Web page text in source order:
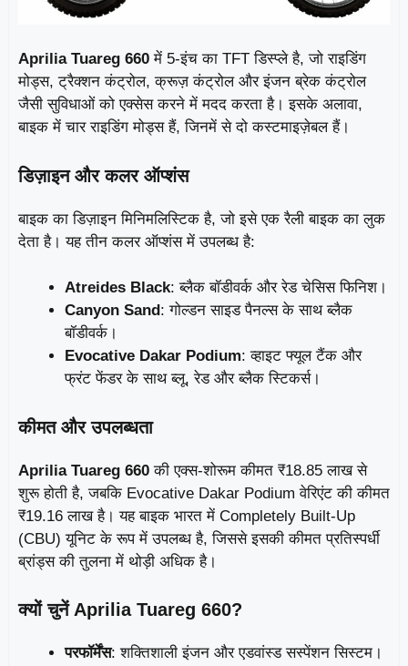
Aprilia Tuareg 660 में 5-इंच का TFT डिस्प्ले है, जो राइडिंग
मोड्स, ट्रैक्शन कंट्रोल, क्रूज़ कंट्रोल और इंजन ब्रेक कंट्रोल
जैसी सुविधाओं को एक्सेस करने में मदद करता है। इसके अलावा,
बाइक में चार राइडिंग मोड्स हैं, जिनमें से दो कस्टमाइज़ेबल हैं।
डिज़ाइन और कलर ऑप्शंस
बाइक का डिज़ाइन मिनिमलिस्टिक है, जो इसे एक रैली बाइक का लुक
देता है। यह तीन कलर ऑप्शंस में उपलब्ध है:
Atreides Black: ब्लैक बॉडीवर्क और रेड चेसिस फिनिश।
Canyon Sand: गोल्डन साइड पैनल्स के साथ ब्लैक
बॉडीवर्क।
Evocative Dakar Podium: व्हाइट फ्यूल टैंक और
फ्रंट फेंडर के साथ ब्लू, रेड और ब्लैक स्टिकर्स।
कीमत और उपलब्धता
Aprilia Tuareg 660 की एक्स-शोरूम कीमत ₹18.85 लाख से
शुरू होती है, जबकि Evocative Dakar Podium वेरिएंट की कीमत
₹19.16 लाख है। यह बाइक भारत में Completely Built-Up
(CBU) यूनिट के रूप में उपलब्ध है, जिससे इसकी कीमत प्रतिस्पर्धी
ब्रांड्स की तुलना में थोड़ी अधिक है।
क्यों चुनें Aprilia Tuareg 660?
परफॉर्मेंस: शक्तिशाली इंजन और एडवांस्ड सस्पेंशन सिस्टम।